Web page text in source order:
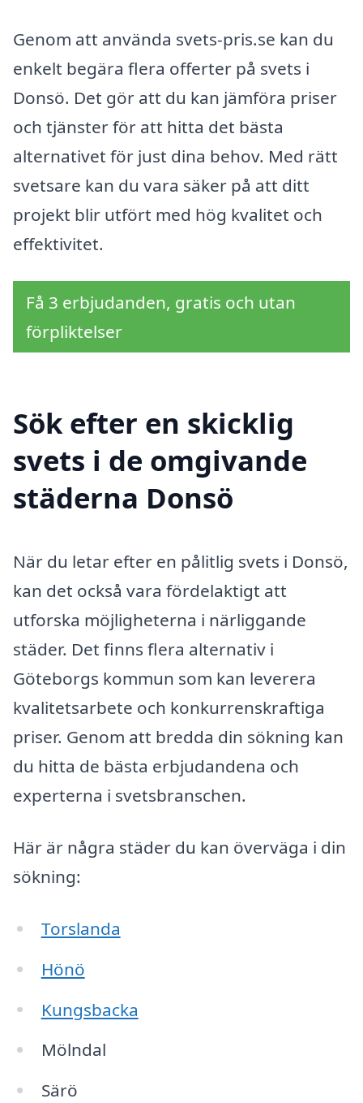
Genom att använda svets-pris.se kan du
enkelt begära flera offerter på svets i
Donsö. Det gör att du kan jämföra priser
och tjänster för att hitta det bästa
alternativet för just dina behov. Med rätt
svetsare kan du vara säker på att ditt
projekt blir utfört med hög kvalitet och
effektivitet.
Få 3 erbjudanden, gratis och utan
förpliktelser
Sök efter en skicklig
svets i de omgivande
städerna Donsö
När du letar efter en pålitlig svets i Donsö,
kan det också vara fördelaktigt att
utforska möjligheterna i närliggande
städer. Det finns flera alternativ i
Göteborgs kommun som kan leverera
kvalitetsarbete och konkurrenskraftiga
priser. Genom att bredda din sökning kan
du hitta de bästa erbjudandena och
experterna i svetsbranschen.
Här är några städer du kan överväga i din
sökning:
Torslanda
Hönö
Kungsbacka
Mölndal
Särö